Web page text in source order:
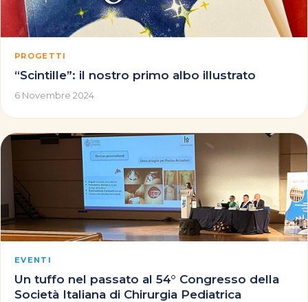
PROGETTI
“Scintille”: il nostro primo albo illustrato
6 Novembre 2024
EVENTI
Un tuffo nel passato al 54° Congresso della
Società Italiana di Chirurgia Pediatrica